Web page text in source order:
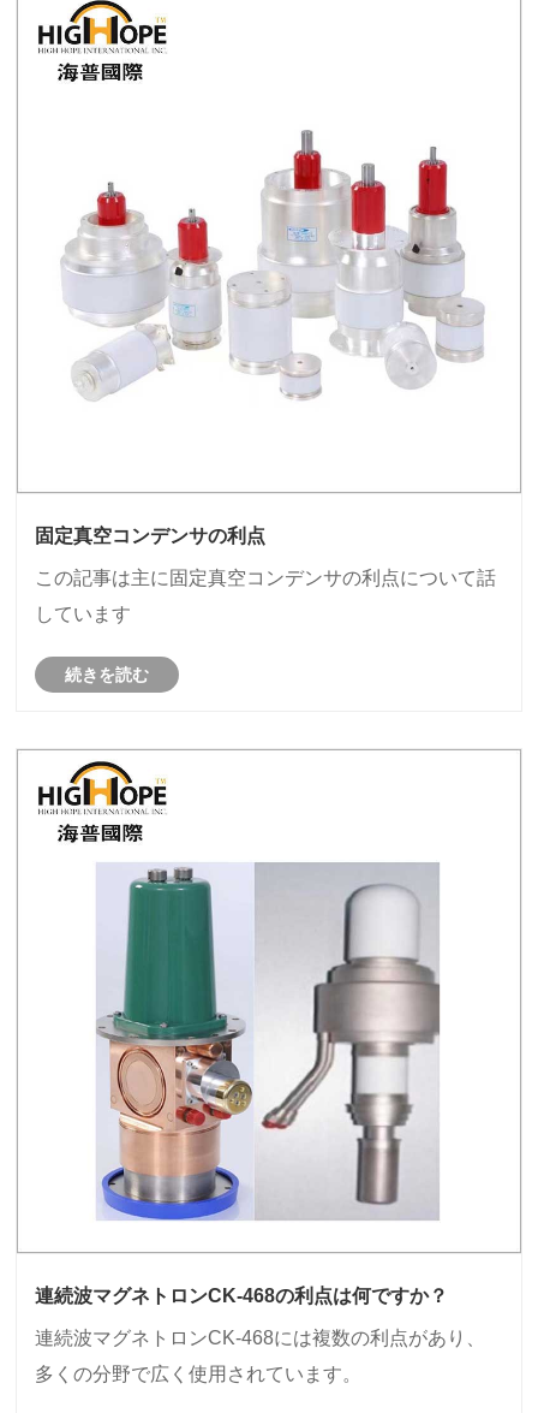
固定真空コンデンサの利点
この記事は主に固定真空コンデンサの利点について話
しています
続きを読む
連続波マグネトロンCK-468の利点は何ですか？
連続波マグネトロンCK-468には複数の利点があり、
多くの分野で広く使用されています。